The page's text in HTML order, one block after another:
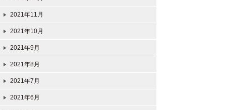
2021年11月
2021年10月
2021年9月
2021年8月
2021年7月
2021年6月